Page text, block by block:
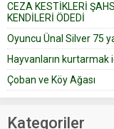
CEZA KESTİKLERİ
KENDİLERİ ÖDEDİ
Oyuncu Ünal Silver 75
Hayvanların kurtarmak
Çoban ve Köy Ağası
Kategoriler